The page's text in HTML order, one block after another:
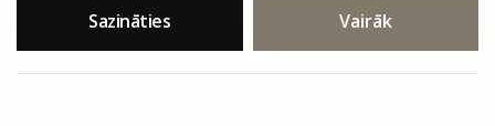
Sazināties Vairāk